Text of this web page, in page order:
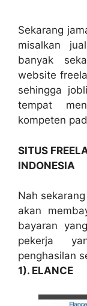
Sekarang
misalkan
banyak
website
sehingga
tempat
kompeten
SITUS
INDONESIA
Nah
akan
bayaran
pekerja
penghasilan
1). ELANCE